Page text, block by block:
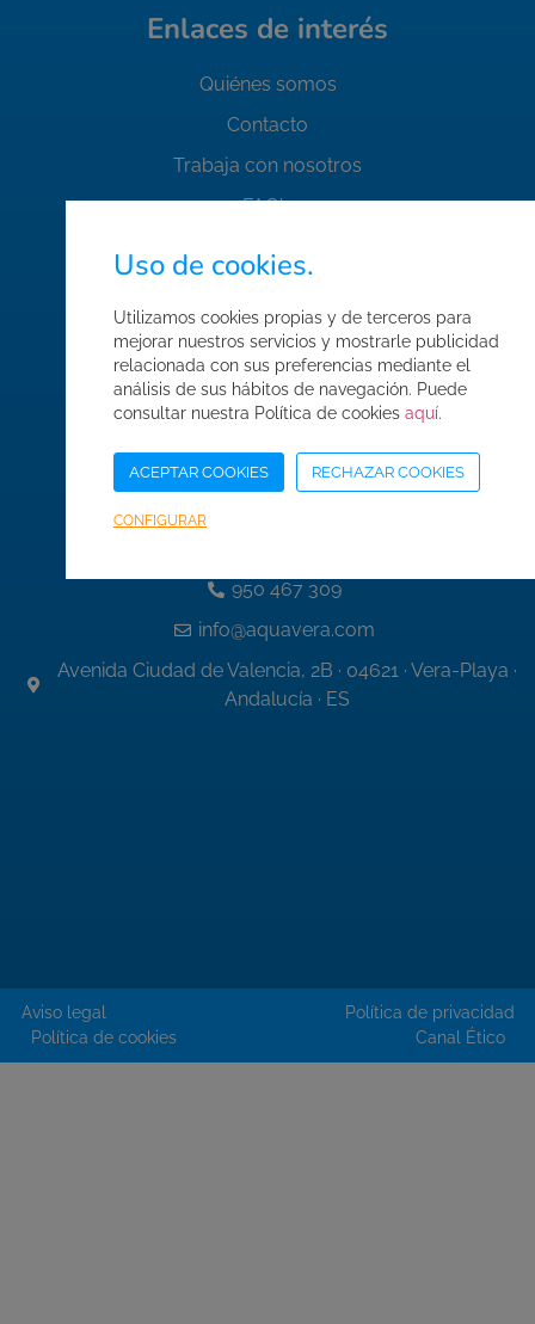
Enlaces de interés
Quiénes somos
Contacto
Trabaja con nosotros
FAQ's
Mapa web
Acceso Área Corporativa
Datos de contacto
950 467 309
info@aquavera.com
Avenida Ciudad de Valencia, 2B · 04621 · Vera-Playa ·
Andalucía · ES
Aviso legal
Política de privacidad
Política de cookies
Canal Ético
Uso de cookies.
Utilizamos cookies propias y de terceros para
mejorar nuestros servicios y mostrarle publicidad
relacionada con sus preferencias mediante el
análisis de sus hábitos de navegación. Puede
consultar nuestra Política de cookies aquí.
ACEPTAR COOKIES RECHAZAR COOKIES
CONFIGURAR